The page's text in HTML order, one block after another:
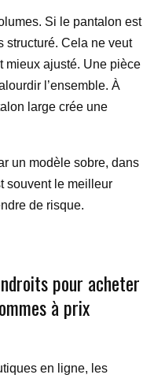
Si le pantalon est
structuré. Cela ne veut
mieux ajusté. Une pièce
l’ensemble. À
large crée une
un modèle sobre, dans
souvent le meilleur
de risque.
pour acheter
à prix
en ligne, les